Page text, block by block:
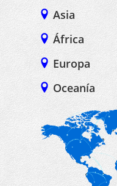
Asia
África
Europa
Oceanía